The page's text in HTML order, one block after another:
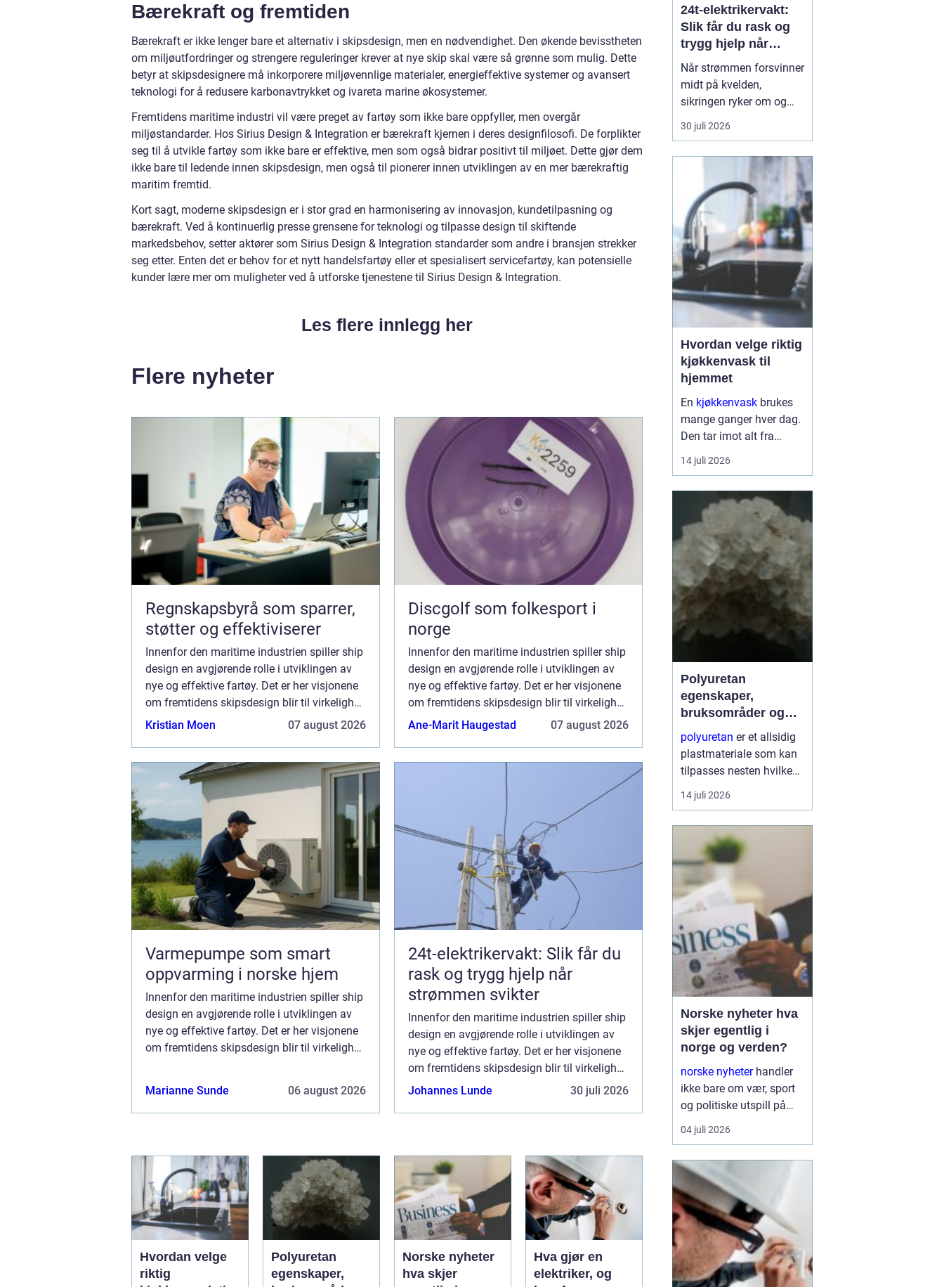
Bærekraft og fremtiden
Bærekraft er ikke lenger bare et alternativ i skipsdesign, men en nødvendighet. Den økende bevisstheten
om miljøutfordringer og strengere reguleringer krever at nye skip skal være så grønne som mulig. Dette
betyr at skipsdesignere må inkorporere miljøvennlige materialer, energieffektive systemer og avansert
teknologi for å redusere karbonavtrykket og ivareta marine økosystemer.
Fremtidens maritime industri vil være preget av fartøy som ikke bare oppfyller, men overgår
miljøstandarder. Hos Sirius Design & Integration er bærekraft kjernen i deres designfilosofi. De forplikter
seg til å utvikle fartøy som ikke bare er effektive, men som også bidrar positivt til miljøet. Dette gjør dem
ikke bare til ledende innen skipsdesign, men også til pionerer innen utviklingen av en mer bærekraftig
maritim fremtid.
Kort sagt, moderne skipsdesign er i stor grad en harmonisering av innovasjon, kundetilpasning og
bærekraft. Ved å kontinuerlig presse grensene for teknologi og tilpasse design til skiftende
markedsbehov, setter aktører som Sirius Design & Integration standarder som andre i bransjen strekker
seg etter. Enten det er behov for et nytt handelsfartøy eller et spesialisert servicefartøy, kan potensielle
kunder lære mer om muligheter ved å utforske tjenestene til Sirius Design & Integration.
Les flere innlegg her
Flere nyheter
Regnskapsbyrå som sparrer,
støtter og effektiviserer
Innenfor den maritime industrien spiller ship
design en avgjørende rolle i utviklingen av
nye og effektive fartøy. Det er her visjonene
om fremtidens skipsdesign blir til virkelighet,
med et mål om å kombinere innovasjon, ef...
Kristian Moen 07 august 2026
Discgolf som folkesport i
norge
Innenfor den maritime industrien spiller ship
design en avgjørende rolle i utviklingen av
nye og effektive fartøy. Det er her visjonene
om fremtidens skipsdesign blir til virkelighet,
med et mål om å kombinere innovasjon, ef...
Ane-Marit Haugestad 07 august 2026
Varmepumpe som smart
oppvarming i norske hjem
Innenfor den maritime industrien spiller ship
design en avgjørende rolle i utviklingen av
nye og effektive fartøy. Det er her visjonene
om fremtidens skipsdesign blir til virkelighet,
Marianne Sunde
06 august 2026
24t-elektrikervakt: Slik får du
rask og trygg hjelp når
strømmen svikter
Innenfor den maritime industrien spiller ship
design en avgjørende rolle i utviklingen av
nye og effektive fartøy. Det er her visjonene
om fremtidens skipsdesign blir til virkelighet,
med et mål om å kombinere innovasjon, ef...
Johannes Lunde 30 juli 2026
Hvordan velge
riktig
Polyuretan
egenskaper,
Norske nyheter
hva skjer
Hva gjør en
elektriker, og
24t-elektrikervakt:
Slik får du rask og
trygg hjelp når
strømmen svikter
Når strømmen forsvinner
midt på kvelden,
sikringen ryker om og
om igjen, eller det lukter
svidd fra et stikkontakt,
elektrikervakt er en
tjeneste der autoriserte
elektrikere rykker ut ute...
30 juli 2026
Hvordan velge riktig
kjøkkenvask til
hjemmet
En kjøkkenvask brukes
mange ganger hver dag.
Den tar imot alt fra
tunge gryter til skarpe
kniver og varme
påvirker både hverdagen,
rengjøringen og uttrykket
på ...
14 juli 2026
Polyuretan
egenskaper,
bruksområder og
fordeler i industrien
polyuretan er et allsidig
plastmateriale som kan
tilpasses nesten hvilken
som helst oppgave. Fra
myke skum i møbler til
komponenter i
tungindustri, brukes
...
14 juli 2026
Norske nyheter hva
skjer egentlig i
norge og verden?
norske nyheterhandler
ikke bare om vær, sport
og politiske utspill på
Stortinget. Nyhetsbildet
formes i spennet mellom
økonomiske interesser,
teknologiske skift og
sosiale kamper. Den
som ønsker ...
04 juli 2026